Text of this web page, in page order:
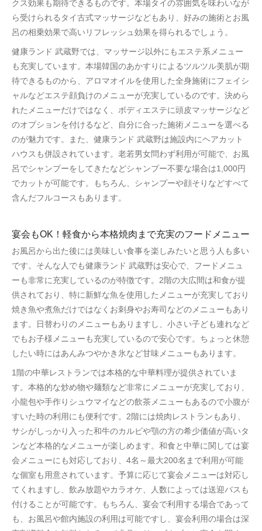
クス効果も期待できるものです。本場タイの雰囲気を味わいなが
ら受けられるタイ古式マッサージなどもあり、好みの施術とお風
呂の相乗効果で高いリフレッシュ効果を得られるでしょう。
健康ランド 武蔵野では、マッサージ以外にもエステ系メニュー
も充実しています。本場韓国のあかすりによるツルツル美肌が期
待できるものから、アロマオイルを使用した全身施術にフェイシ
ャルなどエステ顔負けのメニューが充実しているのです。決めら
れたメニューだけではなく、ボディエステに頭皮マッサージなど
のオプションを付けるなど、自分に合った施術メニューを選べる
のが魅力です。また、健康ランド 武蔵野は施設内にヘアカット
ハウスも併設されています。老若男女問わず利用が可能で、お風
呂でシャンプーをしてきたなどシャンプー不要な場合は1,000円
でカットが可能です。もちろん、シャンプーや顔そりなどすべて
含んだフルコースもあります。
宴会もOK！軽食から本格焼肉まで充実のフードメニュー
お風呂から出た後には美味しい食事を楽しみたいと思う人も多い
です。そんな人でも健康ランド 武蔵野は安心で、フードメニュ
ーも非常に充実しているのが特徴です。2階の大広間は和食が提
供されており、特に新鮮な魚を使用したメニューが充実しており
焼き魚や煮魚だけではなくお刺身やお寿司などのメニューもあり
ます。日替わりのメニューもありますし、小さい子ども連れなど
でもお子様メニューも充実しているので安心です。ちょっと休憩
したい時にはあんみつやかき氷など甘味メニューもあります。
1階の中華レストランでは本格的な中華料理が提供されていま
す。本格的な炒め物や麺類など非常にメニューが充実しており、
小龍包や手作りシュウマイなどの飲茶メニューもあるので小腹が
すいた時の利用にも便利です。2階には焼肉レストランもあり、
サシがしっかり入った和牛のカルビや顎の方の希少価値が高いタ
ンなど本格的なメニューが楽しめます。和食と中華に関しては宴
会メニューにも対応しており、4名～最大200名まで利用が可能
な個室も用意されています。予算に応じて宴会メニューは対応し
てくれますし、飲み放題やカラオケ、人数によっては送迎バスも
付けることが可能です。もちろん、宴会で利用する場合であって
も、お風呂や館内施設の利用は可能ですし、宴会利用の場合は深